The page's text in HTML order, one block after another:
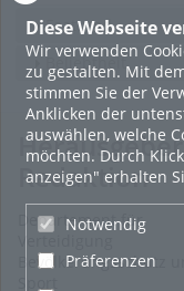
Diese Webseite
Wir verwenden
zu gestalten. Mit
stimmen Sie der
Anklicken der
auswählen, welche
möchten. Durch
anzeigen" erhalten
Notwendig
Präferenzen
Featured
Beliebtheit
Redaktion
Departement für
Bevölkerungsschutz